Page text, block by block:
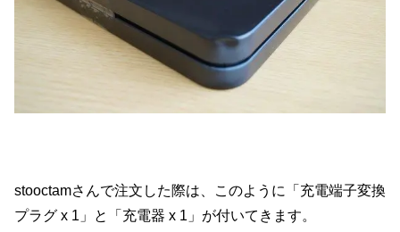
stooctamさんで注文した際は、このように「充電端子変換
プラグ x 1」と「充電器 x 1」が付いてきます。